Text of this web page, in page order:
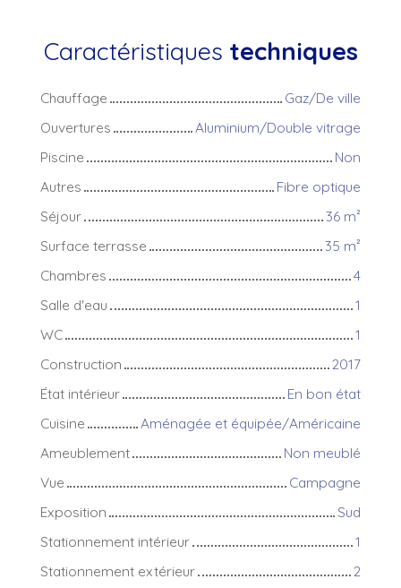
Caractéristiques techniques
Chauffage
Gaz/De ville
Ouvertures
Aluminium/Double vitrage
Piscine
Non
Autres
Fibre optique
Séjour
36 m²
Surface terrasse
35 m²
Chambres
4
Salle d'eau
1
WC
1
Construction
2017
État intérieur
En bon état
Cuisine
Aménagée et équipée/Américaine
Ameublement
Non meublé
Vue
Campagne
Exposition
Sud
Stationnement intérieur
1
Stationnement extérieur
2